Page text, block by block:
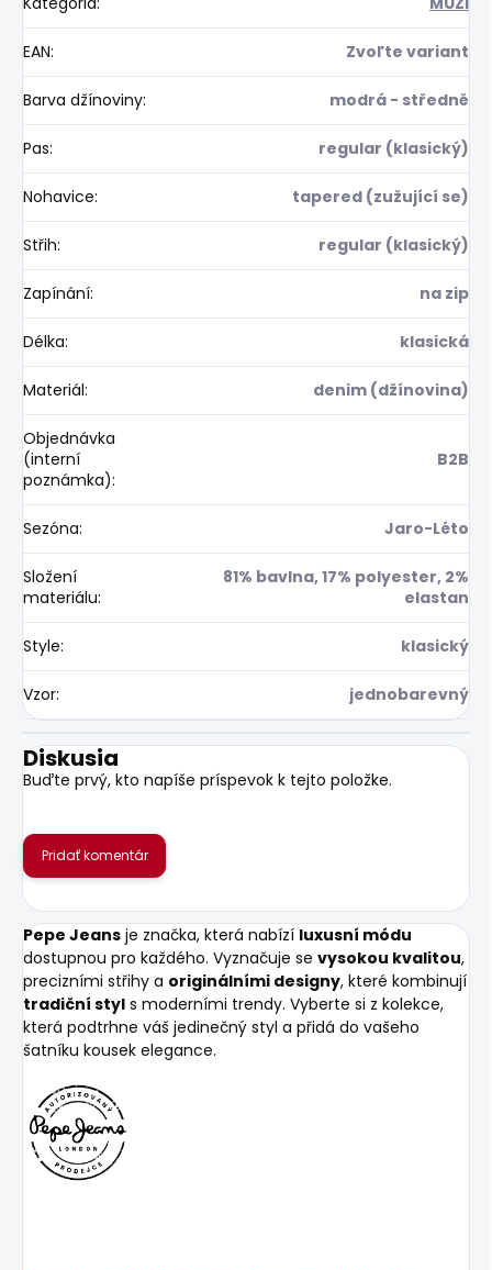
EAN: Zvoľte variant
Barva džínoviny: modrá - středně
Pas: regular (klasický)
Nohavice: tapered (zužující se)
Střih: regular (klasický)
Zapínání: na zip
Délka: klasická
Materiál: denim (džínovina)
Objednávka
(interní
poznámka):
B2B
Sezóna: Jaro-Léto
Složení
materiálu:
81% bavlna, 17% polyester, 2%
elastan
Style: klasický
Vzor: jednobarevný
Diskusia
Buďte prvý, kto napíše príspevok k tejto položke.
Pridať komentár
Pepe Jeans je značka, která nabízí luxusní módu
dostupnou pro každého. Vyznačuje se vysokou kvalitou,
precizními střihy a originálními designy, které kombinují
tradiční styl s moderními trendy. Vyberte si z kolekce,
která podtrhne váš jedinečný styl a přidá do vašeho
šatníku kousek elegance.